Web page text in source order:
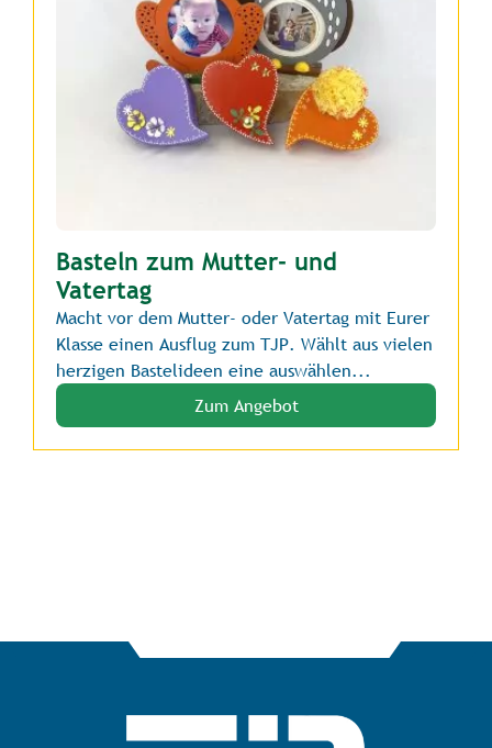
Basteln zum Mutter- und
Vatertag
Macht vor dem Mutter- oder Vatertag mit Eurer
Klasse einen Ausflug zum TJP. Wählt aus vielen
herzigen Bastelideen eine auswählen...
Zum Angebot